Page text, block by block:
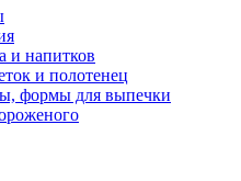
и напитков
и полотенец
формы для выпечки